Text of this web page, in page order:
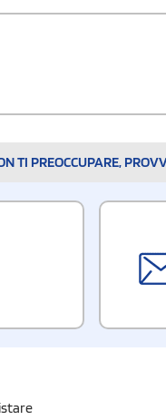
TI PREOCCUPARE,